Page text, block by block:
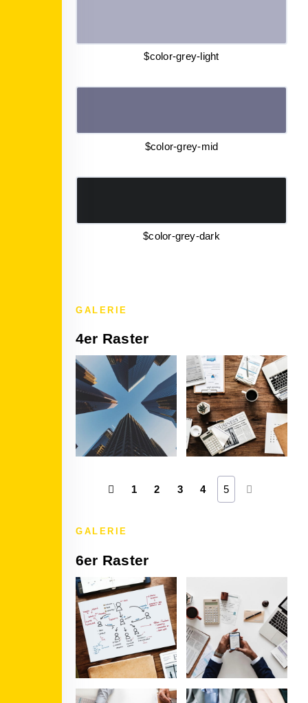
$color-grey-light
$color-grey-mid
$color-grey-dark
GALERIE
4er Raster
1 2 3 4 5
GALERIE
6er Raster